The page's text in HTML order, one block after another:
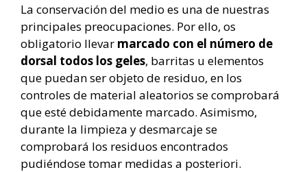
La conservación del medio es una de nuestras
principales preocupaciones. Por ello, os
obligatorio llevar marcado con el número de
dorsal todos los geles, barritas u elementos
que puedan ser objeto de residuo, en los
controles de material aleatorios se comprobará
que esté debidamente marcado. Asimismo,
durante la limpieza y desmarcaje se
comprobará los residuos encontrados
pudiéndose tomar medidas a posteriori.